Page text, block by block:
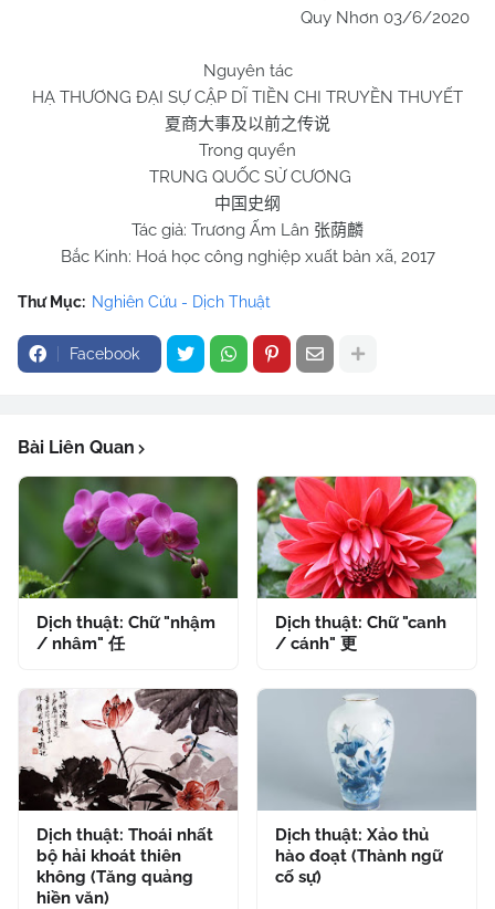
Quy Nhơn 03/6/2020
Nguyên tác
HẠ THƯƠNG ĐẠI SỰ CẬP DĨ TIỀN CHI TRUYỀN THUYẾT
夏商大事及以前之传说
Trong quyển
TRUNG QUỐC SỬ CƯƠNG
中国史纲
Tác giả: Trương Ấm Lân 张荫麟
Bắc Kinh: Hoá học công nghiệp xuất bản xã, 2017
Thư Mục: Nghiên Cứu - Dịch Thuật
Facebook
Bài Liên Quan
Dịch thuật: Chữ "nhậm
/ nhâm" 任
Dịch thuật: Chữ "canh
/ cánh" 更
Dịch thuật: Thoái nhất
bộ hải khoát thiên
không (Tăng quảng
hiền văn)
Dịch thuật: Xảo thủ
hào đoạt (Thành ngữ
cố sự)